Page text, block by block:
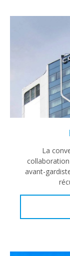
La
avant-